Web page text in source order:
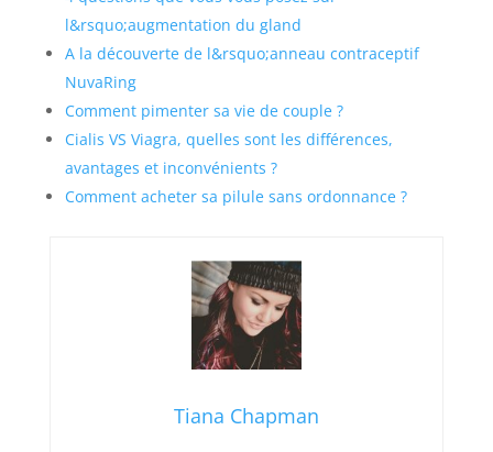
l&rsquo;augmentation du gland
A la découverte de l&rsquo;anneau contraceptif
NuvaRing
Comment pimenter sa vie de couple ?
Cialis VS Viagra, quelles sont les différences,
avantages et inconvénients ?
Comment acheter sa pilule sans ordonnance ?
Tiana Chapman